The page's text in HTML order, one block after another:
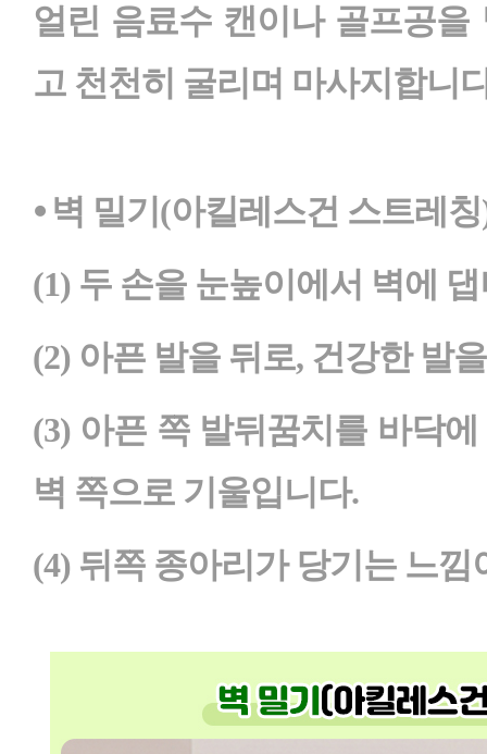
얼린 음료수 캔이나 골프공
고 천천히 굴리며 마사지합니
⦁ 벽 밀기(아킬레스건 스트레
(1) 두 손을 눈높이에서 벽에
(2) 아픈 발을 뒤로, 건강한 발
(3) 아픈 쪽 발뒤꿈치를 바닥
벽 쪽으로 기울입니다.
(4) 뒤쪽 종아리가 당기는 느낌